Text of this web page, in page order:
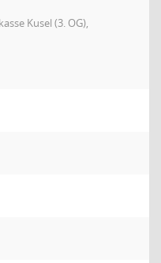
Kusel (3. OG),